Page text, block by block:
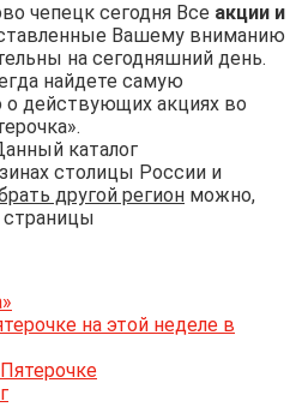
чепецк сегодня Все акции и
Вашему вниманию
на сегодняшний день.
найдете самую
действующих акциях во
каталог
столицы России и
другой регион можно,
страницы
на этой неделе в